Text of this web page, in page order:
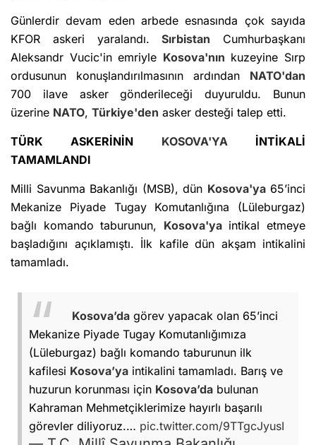
Günlerdir devam eden arbede esnasında çok sayıda
KFOR askeri yaralandı.Sırbistan Cumhurbaşkanı
Aleksandr Vucic'in emriyle Kosova'nın kuzeyine Sırp
ordusunun konuşlandırılmasının ardından NATO'dan
700 ilave asker gönderileceği duyuruldu. Bunun
üzerine NATO, Türkiye'den asker desteği talep etti.
TÜRK ASKERİNİN KOSOVA'YAİNTİKALİ
TAMAMLANDI
Milli Savunma Bakanlığı (MSB), dün Kosova'ya65’inci
Mekanize Piyade Tugay Komutanlığına (Lüleburgaz)
bağlı komando taburunun, Kosova'yaintikal etmeye
başladığını açıklamıştı. İlk kafile dün akşam intikalini
tamamladı.
Kosova’da görev yapacak olan 65’inci
Mekanize Piyade Tugay Komutanlığımıza
(Lüleburgaz) bağlı komando taburunun ilk
kafilesi Kosova’ya intikalini tamamladı. Barış ve
huzurun korunması için Kosova’da bulunan
Kahraman Mehmetçiklerimize hayırlı başarılı
görevler diliyoruz.… pic.twitter.com/9TTgcJyusI